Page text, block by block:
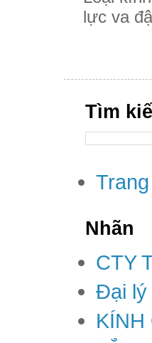
lực va
Tìm
Nhãn
CTY
Đại lý
KÍNH